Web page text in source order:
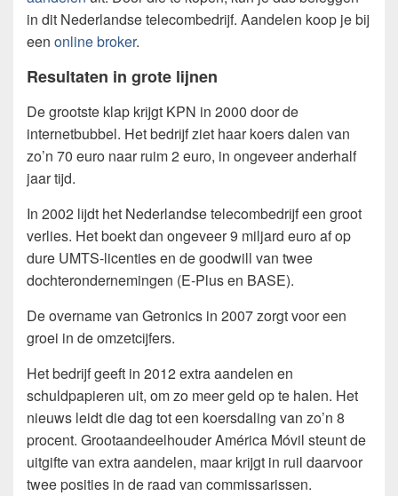
in dit Nederlandse telecombedrijf. Aandelen koop je bij
een online broker.
Resultaten in grote lijnen
De grootste klap krijgt KPN in 2000 door de
internetbubbel. Het bedrijf ziet haar koers dalen van
zo’n 70 euro naar ruim 2 euro, in ongeveer anderhalf
jaar tijd.
In 2002 lijdt het Nederlandse telecombedrijf een groot
verlies. Het boekt dan ongeveer 9 miljard euro af op
dure UMTS-licenties en de goodwill van twee
dochterondernemingen (E-Plus en BASE).
De overname van Getronics in 2007 zorgt voor een
groei in de omzetcijfers.
Het bedrijf geeft in 2012 extra aandelen en
schuldpapieren uit, om zo meer geld op te halen. Het
nieuws leidt die dag tot een koersdaling van zo’n 8
procent. Grootaandeelhouder América Móvil steunt de
uitgifte van extra aandelen, maar krijgt in ruil daarvoor
twee posities in de raad van commissarissen.